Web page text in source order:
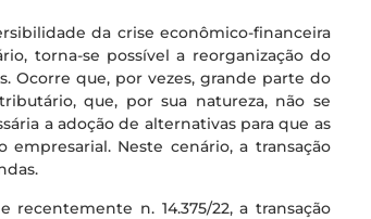
da crise econômico-financeira
torna-se possível a reorganização do
Ocorre que, por vezes, grande parte do
que, por sua natureza, não se
a adoção de alternativas para que as
Neste cenário, a transação
recentemente n. 14.375/22, a transação